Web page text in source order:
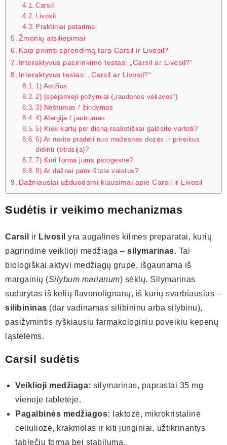
Carsil
Livosil
Praktiniai patarimai
Žmonių atsiliepimai
Kaip priimti sprendimą tarp Carsil ir Livosil?
Interaktyvus pasirinkimo testas: „Carsil ar Livosil?“
Interaktyvus testas: „Carsil ar Livosil?“
1) Amžius
2) Įspėjamieji požymiai („raudonos vėliavos“)
3) Nėštumas / žindymas
4) Alergija / jautrumas
5) Kiek kartų per dieną realistiškai galėsite vartoti?
6) Ar norite pradėti nuo mažesnės dozės ir prireikus
didinti (titracija)?
7) Kuri forma jums patogesnė?
8) Ar dažnai pamirštate vaistus?
Dažniausiai užduodami klausimai apie Carsil ir Livosil
Sudėtis ir veikimo mechanizmas
Carsil ir Livosil yra augalinės kilmės preparatai, kurių
pagrindinė veiklioji medžiaga – silymarinas. Tai
biologiškai aktyvi medžiagų grupė, išgaunama iš
margainių (Silybum marianum) sėklų. Silymarinas
sudarytas iš kelių flavonolignanų, iš kurių svarbiausias –
silibininas (dar vadinamas silibininu arba silybinu),
pasižymintis ryškiausiu farmakologiniu poveikiu kepenų
ląstelėms.
Carsil sudėtis
Veiklioji medžiaga: silymarinas, paprastai 35 mg
vienoje tabletėje.
Pagalbinės medžiagos: laktozė, mikrokristalinė
celiuliozė, krakmolas ir kiti junginiai, užtikrinantys
tablečių formą bei stabilumą.